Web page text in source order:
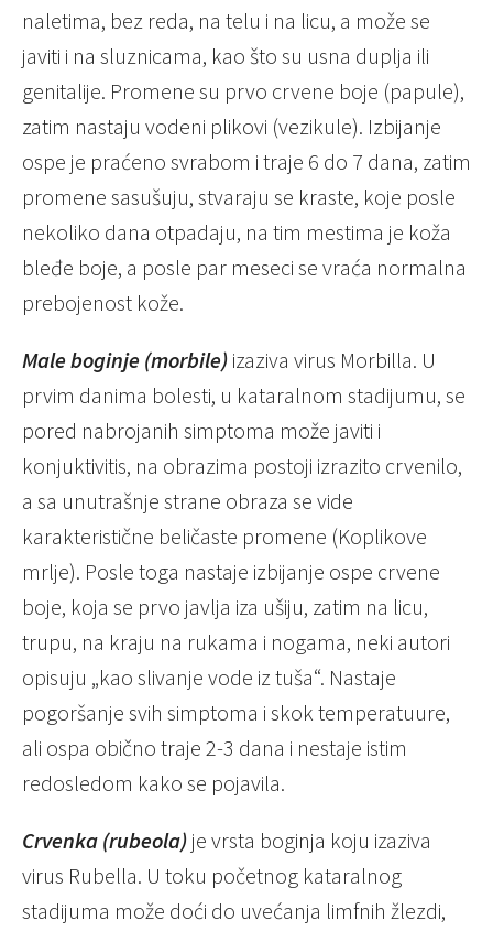
naletima, bez reda, na telu i na licu, a može se
javiti i na sluznicama, kao što su usna duplja ili
genitalije. Promene su prvo crvene boje (papule),
zatim nastaju vodeni plikovi (vezikule). Izbijanje
ospe je praćeno svrabom i traje 6 do 7 dana, zatim
promene sasušuju, stvaraju se kraste, koje posle
nekoliko dana otpadaju, na tim mestima je koža
bleđe boje, a posle par meseci se vraća normalna
prebojenost kože.
Male boginje (morbile) izaziva virus Morbilla. U
prvim danima bolesti, u kataralnom stadijumu, se
pored nabrojanih simptoma može javiti i
konjuktivitis, na obrazima postoji izrazito crvenilo,
a sa unutrašnje strane obraza se vide
karakteristične beličaste promene (Koplikove
mrlje). Posle toga nastaje izbijanje ospe crvene
boje, koja se prvo javlja iza ušiju, zatim na licu,
trupu, na kraju na rukama i nogama, neki autori
opisuju „kao slivanje vode iz tuša“. Nastaje
pogoršanje svih simptoma i skok temperatuure,
ali ospa obično traje 2-3 dana i nestaje istim
redosledom kako se pojavila.
Crvenka (rubeola) je vrsta boginja koju izaziva
virus Rubella. U toku početnog kataralnog
stadijuma može doći do uvećanja limfnih žlezdi,